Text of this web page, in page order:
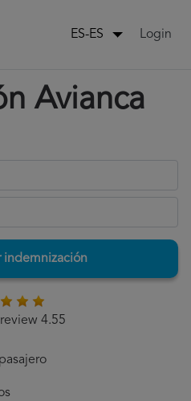
ES-ES Login
Avianca
indemnización
4.55